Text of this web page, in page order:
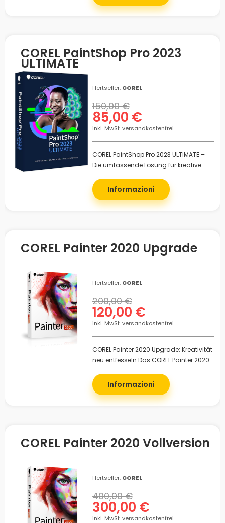
COREL PaintShop Pro 2023
ULTIMATE
Hertseller: COREL
85,00 €
150,00 €
inkl. MwSt. versandkostenfrei
COREL PaintShop Pro 2023 ULTIMATE –
Die umfassende Lösung für kreative...
Informazioni
COREL Painter 2020 Upgrade
Hertseller: COREL
120,00 €
200,00 €
inkl. MwSt. versandkostenfrei
COREL Painter 2020 Upgrade: Kreativität
neu entfesseln Das COREL Painter 2020...
Informazioni
COREL Painter 2020 Vollversion
Hertseller: COREL
300,00 €
400,00 €
inkl. MwSt. versandkostenfrei